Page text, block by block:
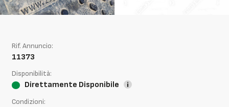
Rif. Annuncio:
11373
Disponibilità:
Direttamente Disponibile
Condizioni: